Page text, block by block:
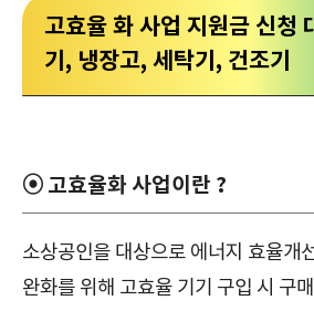
고효율 화 사업 지원금 신청
기, 냉장고, 세탁기, 건조기
⦿ 고효율화 사업이란 ?
소상공인을 대상으로 에너지 효율개
완화를 위해 고효율 기기 구입 시 구